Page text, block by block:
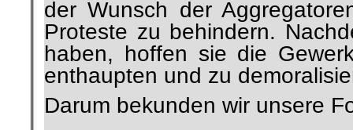
der Wunsch der
Proteste zu behindern.
haben, hoffen sie die
enthaupten und zu
Darum bekunden wir unsere